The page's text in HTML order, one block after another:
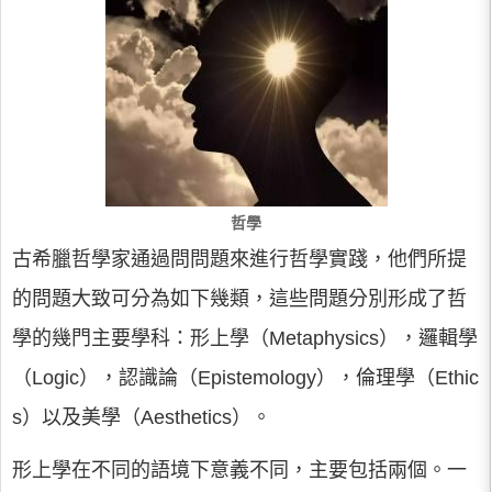
哲學
古希臘哲學家通過問問題來進行哲學實踐，他們所提
的問題大致可分為如下幾類，這些問題分別形成了哲
學的幾門主要學科：形上學（Metaphysics），邏輯學
（Logic），認識論（Epistemology），倫理學（Ethic
s）以及美學（Aesthetics）。
形上學在不同的語境下意義不同，主要包括兩個。一